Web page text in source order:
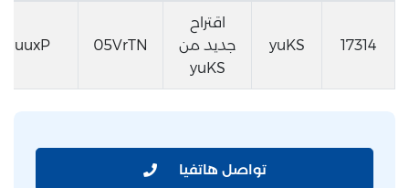
17314
yuKS
اقتراح
جديد من
yuKS
05VrTN
uuxP
تواصل هاتفيا